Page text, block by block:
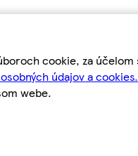
cookie, za účelom
údajov a cookies.
webe.